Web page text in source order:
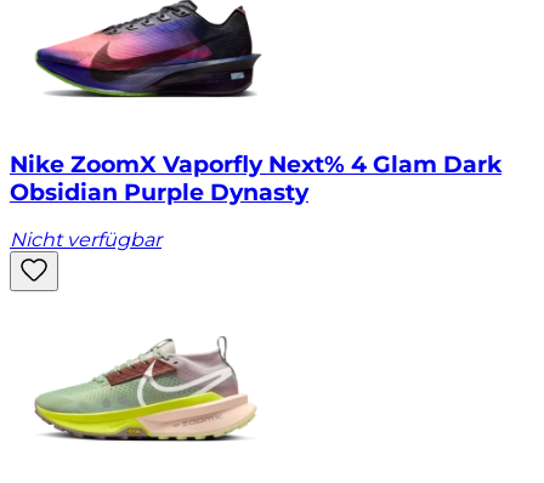
Nike ZoomX Vaporfly Next% 4 Glam Dark
Obsidian Purple Dynasty
Nicht verfügbar